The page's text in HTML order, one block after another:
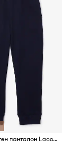
Детски спортен панталон Lacoste